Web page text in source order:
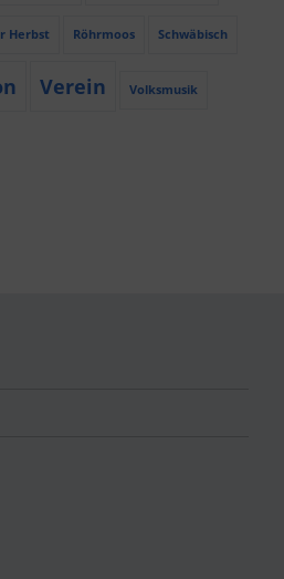
Herbst Röhrmoos Schwäbisch
Verein Volksmusik